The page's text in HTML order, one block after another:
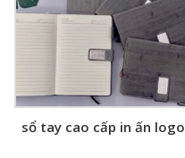
sổ tay cao cấp in ấn logo